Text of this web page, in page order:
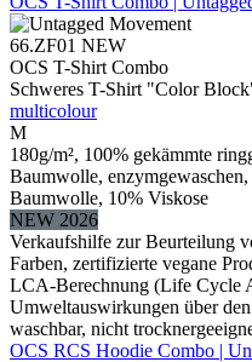
66.ZF01 NEW
OCS T-Shirt Combo
Schweres T-Shirt "Color
multicolour
M
180g/m², 100% gekämmte
Baumwolle,
Baumwolle, 10% Viskose
NEW 2026
Verkaufshilfe zur Beurteilung
Farben, zertifizierte vegane
LCA-Berechnung (Life Cycle
Umweltauswirkungen über
waschbar, nicht
OCS RCS Hoodie Combo |